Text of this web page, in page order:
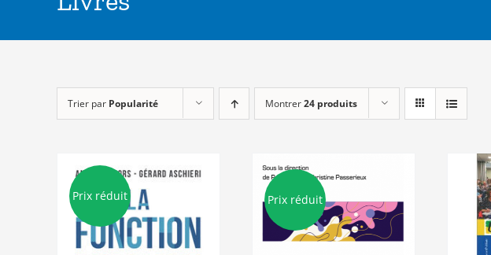
Trier par Popularité Montrer24 produits
Prix réduit Prix réduit